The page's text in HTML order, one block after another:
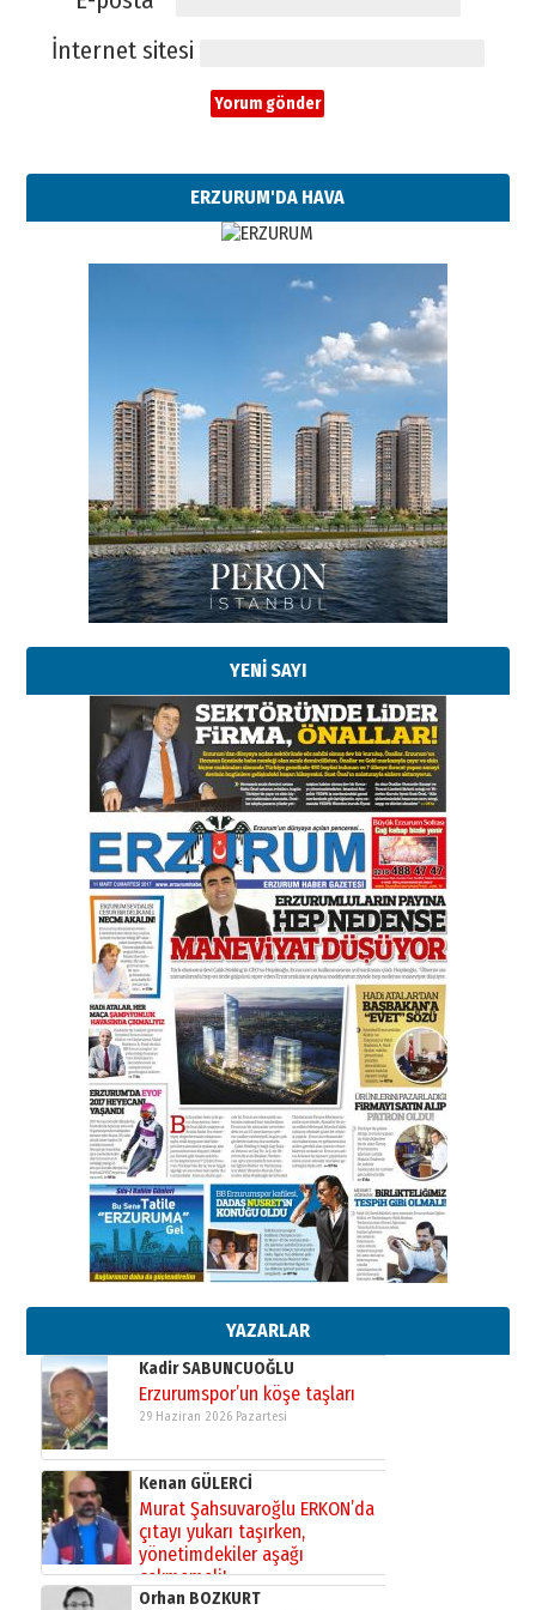
İnternet sitesi
ERZURUM'DA HAVA
YENİ SAYI
YAZARLAR
Esat BİNDESEN
Başkan Sekmen’den Erzurum’a
bir vizyon proje daha!
02 Ağustos 2026 Pazar
Kadir SABUNCUOĞLU
Erzurumspor’un köşe taşları
29 Haziran 2026 Pazartesi
Kenan GÜLERCİ
Murat Şahsuvaroğlu ERKON’da
çıtayı yukarı taşırken,
yönetimdekiler aşağı
çekmemeli!
17 Şubat 2026 SalıOrhan BOZKURT
Bir fotoğraf, bir şehir, bir
gazeteci… Dizginler kimin
elinde?
31 Mart 2026 Salı
A. Berhan Yılmaz
BİR BÖLÜM DEĞİL, BİR ÖMÜR
SEÇİYORSUNUZ… “NEDEN
ATATÜRK ÜNİVERSİTESİ?”
28 Temmuz 2026 Salı
Ahmet Gökhan YAZICI
Ahmed Yesevi’den bir Alperen…
”Reisimiz” idi… Hakka yürüdü.!
26 Mart 2026 Perşembe
Cem Bakırcı
Ardında bıraktığı hatıralarıyla
gönül adamı Faruk Terzioğlu!
13 Mayıs 2026 Çarşamba
Esat BİNDESEN
Başkan Sekmen’den Erzurum’a
bir vizyon proje daha!
02 Ağustos 2026 Pazar
Kadir SABUNCUOĞLU
Erzurumspor’un köşe taşları
29 Haziran 2026 Pazartesi
Kenan GÜLERCİ
Murat Şahsuvaroğlu ERKON’da
çıtayı yukarı taşırken,
yönetimdekiler aşağı
çekmemeli!
17 Şubat 2026 SalıOrhan BOZKURT